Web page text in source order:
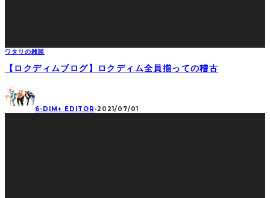
ワタリの雑談
【ロクディムブログ】ロクディム全員揃っての稽古
6-DIM+ EDITOR ·2021/07/01